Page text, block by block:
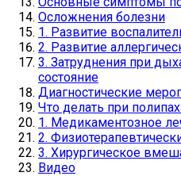
Осложнения болезни
1. Развитие
2. Развитие
3. Затруднения при
состояние
Диагностические
Что делать при
1. Медикаментозное
2.
3. Хирургическое
Видео